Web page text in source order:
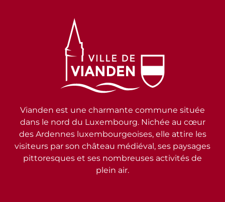
Vianden est une charmante commune située
dans le nord du Luxembourg. Nichée au cœur
des Ardennes luxembourgeoises, elle attire les
visiteurs par son château médiéval, ses paysages
pittoresques et ses nombreuses activités de
plein air.